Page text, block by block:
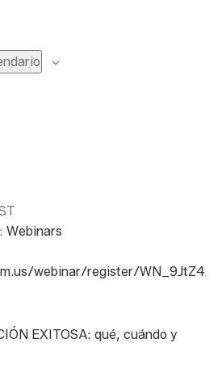
Webinars
webinar/register/
EXITOSA: qué, cuándo y